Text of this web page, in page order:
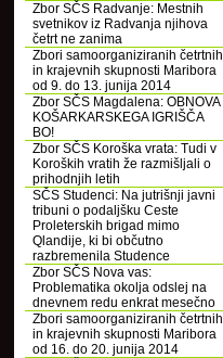
Zbor SČS Radvanje: Mestnih
svetnikov iz Radvanja njihova
četrt ne zanima
Zbori samoorganiziranih četrtnih
in krajevnih skupnosti Maribora
od 9. do 13. junija 2014
Zbor SČS Magdalena: OBNOVA
KOŠARKARSKEGA IGRIŠČA
BO!
Zbor SČS Koroška vrata: Tudi v
Koroških vratih že razmišljali o
prihodnjih letih
SČS Studenci: Na jutrišnji javni
tribuni o podaljšku Ceste
Proleterskih brigad mimo
Qlandije, ki bi občutno
razbremenila Studence
Zbor SČS Nova vas:
Problematika okolja odslej na
dnevnem redu enkrat mesečno
Zbori samoorganiziranih četrtnih
in krajevnih skupnosti Maribora
od 16. do 20. junija 2014